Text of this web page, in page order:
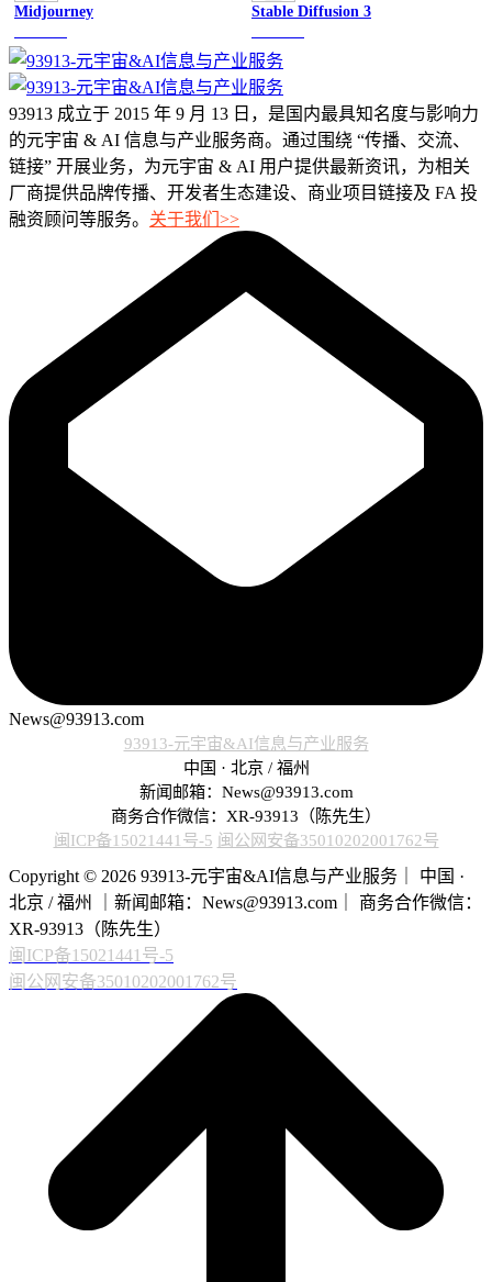
Midjourney Stable Diffusion 3
93913 成立于 2015 年 9 月 13 日，是国内最具知名度与影响力
的元宇宙 & AI 信息与产业服务商。通过围绕 “传播、交流、
链接” 开展业务，为元宇宙 & AI 用户提供最新资讯，为相关
厂商提供品牌传播、开发者生态建设、商业项目链接及 FA 投
融资顾问等服务。 关于我们>>
News@93913.com
93913-元宇宙&AI信息与产业服务
中国 · 北京 / 福州
新闻邮箱：News@93913.com
商务合作微信：XR-93913（陈先生）
闽ICP备15021441号-5 闽公网安备35010202001762号
Copyright © 2026 93913-元宇宙&AI信息与产业服务｜ 中国 ·
北京 / 福州 ｜新闻邮箱：News@93913.com｜ 商务合作微信：
XR-93913（陈先生）
闽ICP备15021441号-5
闽公网安备35010202001762号